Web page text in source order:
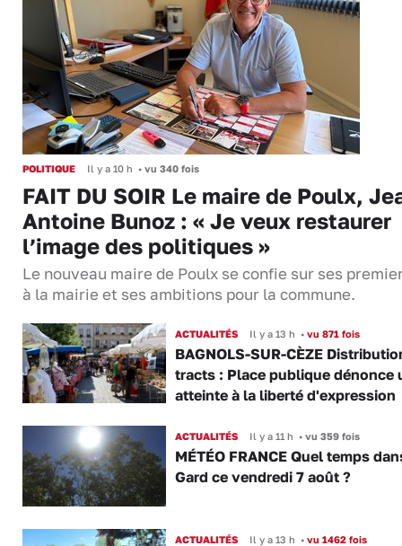
POLITIQUE Il y a 10 h • vu 340 fois
FAIT DU SOIR Le maire de Poulx,
Antoine Bunoz : « Je veux restaurer
l’image des politiques »
Le nouveau maire de Poulx se confie sur ses
à la mairie et ses ambitions pour la commune.
ACTUALITÉS Il y a 13 h •vu 871 fois
BAGNOLS-SUR-CÈZE
tracts : Place publique dénonce
atteinte à la liberté d'expression
ACTUALITÉS Il y a 11 h •vu 359 fois
MÉTÉO FRANCE Quel temps
Gard ce vendredi 7 août ?
ACTUALITÉS Il y a 13 h •vu 1462 fois